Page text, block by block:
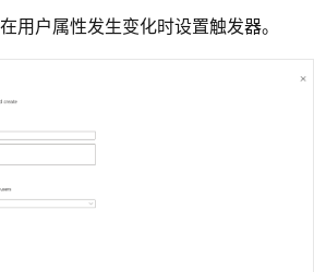
用户属性发生变化时设置触发器。